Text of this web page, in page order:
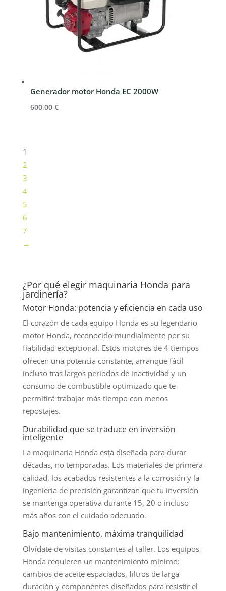
Generador motor Honda EC 2000W
600,00 €
1
2
3
4
5
6
7
→
¿Por qué elegir maquinaria Honda para
jardinería?
Motor Honda: potencia y eficiencia en cada uso
El corazón de cada equipo Honda es su legendario
motor Honda, reconocido mundialmente por su
fiabilidad excepcional. Estos motores de 4 tiempos
ofrecen una potencia constante, arranque fácil
incluso tras largos periodos de inactividad y un
consumo de combustible optimizado que te
permitirá trabajar más tiempo con menos
repostajes.
Durabilidad que se traduce en inversión
inteligente
La maquinaria Honda está diseñada para durar
décadas, no temporadas. Los materiales de primera
calidad, los acabados resistentes a la corrosión y la
ingeniería de precisión garantizan que tu inversión
se mantenga operativa durante 15, 20 o incluso
más años con el cuidado adecuado.
Bajo mantenimiento, máxima tranquilidad
Olvídate de visitas constantes al taller. Los equipos
Honda requieren un mantenimiento mínimo:
cambios de aceite espaciados, filtros de larga
duración y componentes diseñados para resistir el